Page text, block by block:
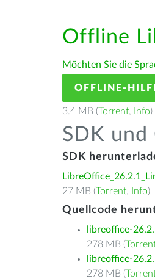
Offline
Möchten Sie die
OFFLINE-
3.4 MB (Torrent, Info)
SDK und
SDK
27 MB (Torrent, Info)
Quellcode
libreoffice-
278 MB (
libreoffice-
278 MB (